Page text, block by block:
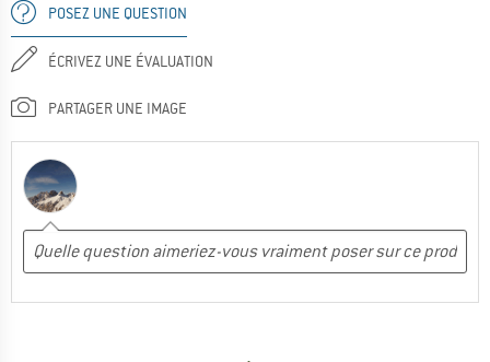
POSEZ UNE QUESTION
ÉCRIVEZ UNE ÉVALUATION
PARTAGER UNE IMAGE